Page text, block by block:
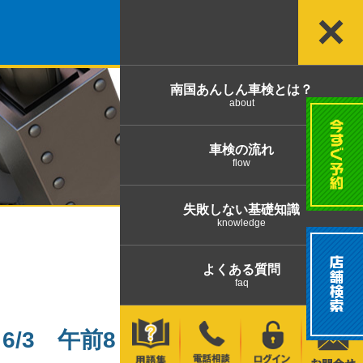
南国あんしん車検とは？
about
車検の流れ
flow
失敗しない基礎知識
knowledge
よくある質問
faq
×
6/3 午前8：30更